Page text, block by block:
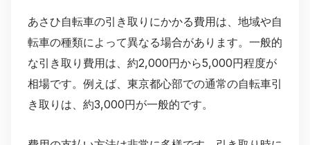
あさひ自転車の引き取りにかかる費用は、地域や自
転車の種類によって異なる場合があります。一般的
な引き取り費用は、約2,000円から5,000円程度が
相場です。例えば、東京都心部での通常の自転車引
き取りは、約3,000円が一般的です。